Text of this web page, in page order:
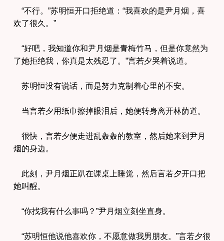
“不行。”苏明恒开口拒绝道：“我喜欢的是尹月烟，喜
欢了很久。”
“好吧，我知道你和尹月烟是青梅竹马，但是你竟然为
了她拒绝我，你真是太残忍了。”言若夕哭着说道。
苏明恒没有说话，而是努力克制着心里的不安。
当言若夕用纸巾擦掉眼泪后，她便转身离开林荫道。
很快，言若夕便走进乱轰轰的教室，然后她来到尹月
烟的身边。
此刻，尹月烟正趴在课桌上睡觉，然后言若夕开口把
她叫醒。
“你找我有什么事吗？”尹月烟立刻坐直身。
“苏明恒他说他喜欢你，不愿意做我男朋友。”言若夕很